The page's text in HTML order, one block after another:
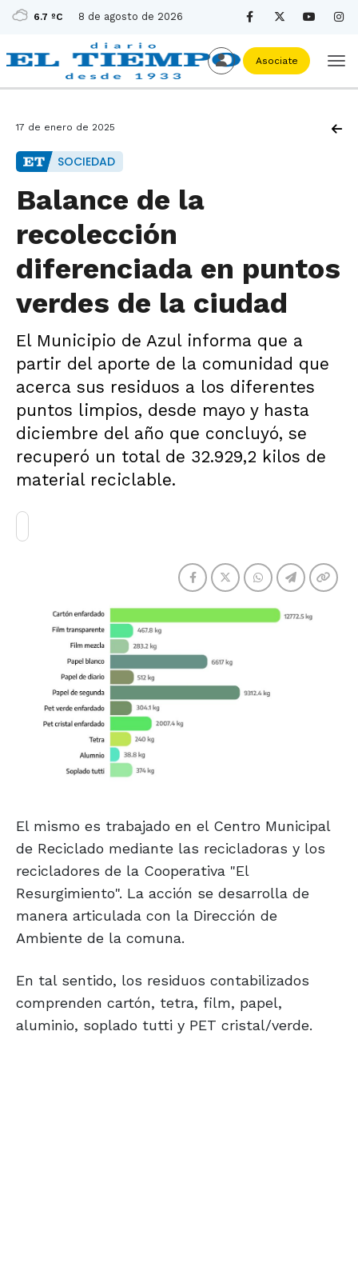
6.7 ºC 8 de agosto de 2026
Asociate
17 de enero de 2025
SOCIEDAD
Balance de la
recolección
diferenciada en puntos
verdes de la ciudad
El Municipio de Azul informa que a
partir del aporte de la comunidad que
acerca sus residuos a los diferentes
puntos limpios, desde mayo y hasta
diciembre del año que concluyó, se
recuperó un total de 32.929,2 kilos de
material reciclable.
El mismo es trabajado en el Centro Municipal
de Reciclado mediante las recicladoras y los
recicladores de la Cooperativa "El
Resurgimiento". La acción se desarrolla de
manera articulada con la Dirección de
Ambiente de la comuna.
En tal sentido, los residuos contabilizados
comprenden cartón, tetra, film, papel,
aluminio, soplado tutti y PET cristal/verde.